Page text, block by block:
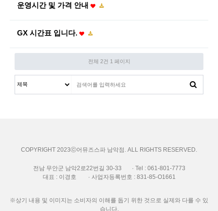
운영시간 및 가격 안내
GX 시간표 입니다.
전체 2건 1 페이지
COPYRIGHT 2023ⓒ어뮤즈스파 남악점. ALL RIGHTS RESERVED.
전남 무안군 남악2로22번길 30-33 · Tel : 061-801-7773
대표 : 이경호 · 사업자등록번호 : 831-85-O1661
※상기 내용 및 이미지는 소비자의 이해를 돕기 위한 것으로 실제와 다를 수 있
습니다.